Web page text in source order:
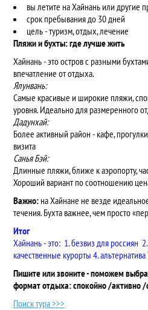
вы летите на Хайнань или другие
срок пребывания до 30 дней
цель - туризм, отдых, лечение
Пляжи и бухты: где лучше жить
Хайнань - это остров с разными
впечатление от отдыха.
Ялунвань:
Самые красивые и широкие пляжи,
уровня. Идеально для размеренного
Дадунхай:
Более активный район - кафе,
визита
Санья Бэй:
Длинные пляжи, ближе к аэропорту,
Хороший вариант по соотношению
Важно: на Хайнане не везде
течения. Бухта важнее, чем просто
Итог
Хайнань - это: 1. безвиз для россиян
качественные курорты 4.
Пишите или звоните - поможем
формат отдыха: спокойно /активно
Поиск тура >>>